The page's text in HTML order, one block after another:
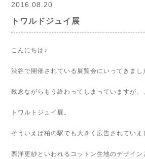
2016.08.20
トワルドジュイ展
こんにちは♪
渋谷で開催されている展覧会にいってきまし
残念ながらもう終わってしまっていますが、
トワルトジュイ展。
そういえば柏の駅でも大きく広告されていま
西洋更紗といわれるコットン生地のデザイ